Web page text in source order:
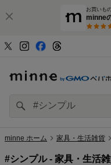
お買いも
minne
minne ホーム 家具・生活雑貨
#シンプル - 家具・生活